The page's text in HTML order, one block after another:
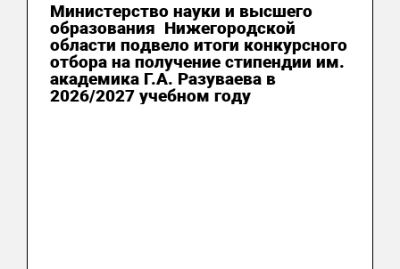
Министерство науки и высшего
образования Нижегородской
области подвело итоги конкурсного
отбора на получение стипендии им.
академика Г.А. Разуваева в
2026/2027 учебном году